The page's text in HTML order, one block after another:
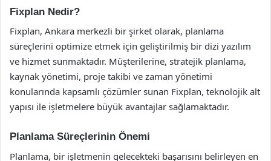
Fixplan Nedir?
Fixplan, Ankara merkezli bir şirket olarak, planlama
süreçlerini optimize etmek için geliştirilmiş bir dizi yazılım
ve hizmet sunmaktadır. Müşterilerine, stratejik planlama,
kaynak yönetimi, proje takibi ve zaman yönetimi
konularında kapsamlı çözümler sunan Fixplan, teknolojik alt
yapısı ile işletmelere büyük avantajlar sağlamaktadır.
Planlama Süreçlerinin Önemi
Planlama, bir işletmenin gelecekteki başarısını belirleyen en